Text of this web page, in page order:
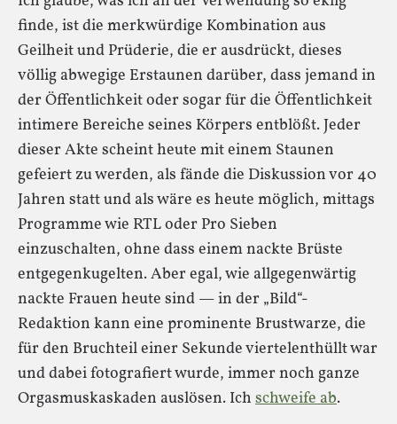
finde, ist die merkwürdige Kombination aus
Geilheit und Prüderie, die er ausdrückt, dieses
völlig abwegige Erstaunen darüber, dass jemand in
der Öffentlichkeit oder sogar für die Öffentlichkeit
intimere Bereiche seines Körpers entblößt. Jeder
dieser Akte scheint heute mit einem Staunen
gefeiert zu werden, als fände die Diskussion vor 40
Jahren statt und als wäre es heute möglich, mittags
Programme wie RTL oder Pro Sieben
einzuschalten, ohne dass einem nackte Brüste
entgegenkugelten. Aber egal, wie allgegenwärtig
nackte Frauen heute sind — in der „Bild“-
Redaktion kann eine prominente Brustwarze, die
für den Bruchteil einer Sekunde viertelenthüllt war
und dabei fotografiert wurde, immer noch ganze
Orgasmuskaskaden auslösen. Ich schweife ab.